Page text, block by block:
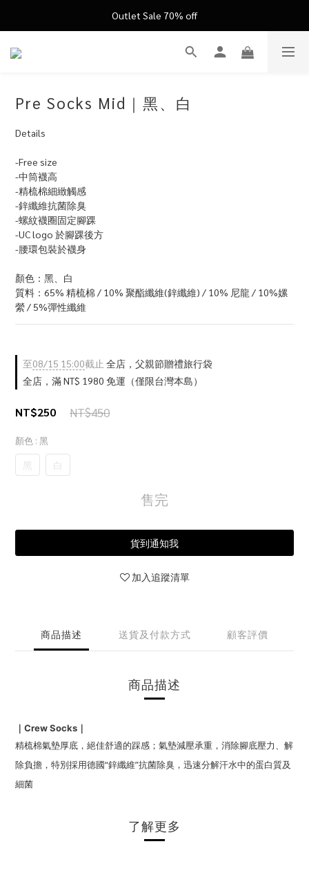
FATHER'S DAY ’26 ｜ 父親節限定盛典
Outlet Sale 70% off
FATHER'S DAY ’26 ｜ 父親節限定盛典
Pre Socks Mid｜黑、白
Details
-Free size
-中筒襪高
-精梳棉細緻觸感
-鋅纖維抗菌除臭
-螺紋襪圈固定腳踝
-UC logo 於腳踝後方
-腰環包裝於襪身
顏色：黑、白
質料：65% 精梳棉 / 10% 聚酯纖維(鋅纖維) / 10% 尼龍 / 10%嫘
縈 / 5%彈性纖維
至08/15 15:00截止 全店，父親節贈禮旅行袋
全店，滿 NT$ 1980 免運（僅限台灣本島）
NT$250 NT$450
顏色 : 黑
黑 白
售完
貨到通知我
加入追蹤清單
商品描述 送貨及付款方式 顧客評價
商品描述
｜ Crew Socks ｜
精梳棉氣墊厚底，絕佳舒適的踩感； 氣墊減壓承重，消除腳底壓力、解
除負擔，特別採用德國“鋅纖維”抗菌除臭，迅速分解汗水中的蛋白質及
細菌
了解更多